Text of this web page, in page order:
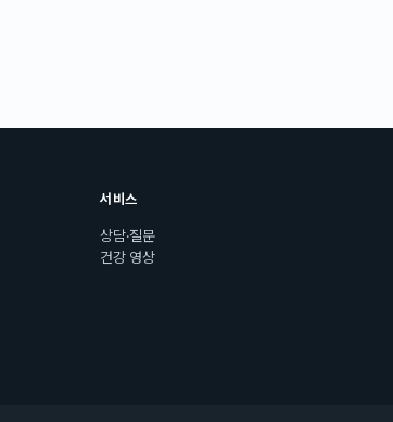
서비스
상담·질문
건강 영상